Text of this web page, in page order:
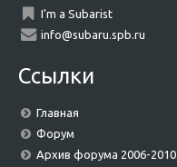
I'm a Subarist
info@subaru.spb.ru
Ссылки
Главная
Форум
Архив форума 2006-2010